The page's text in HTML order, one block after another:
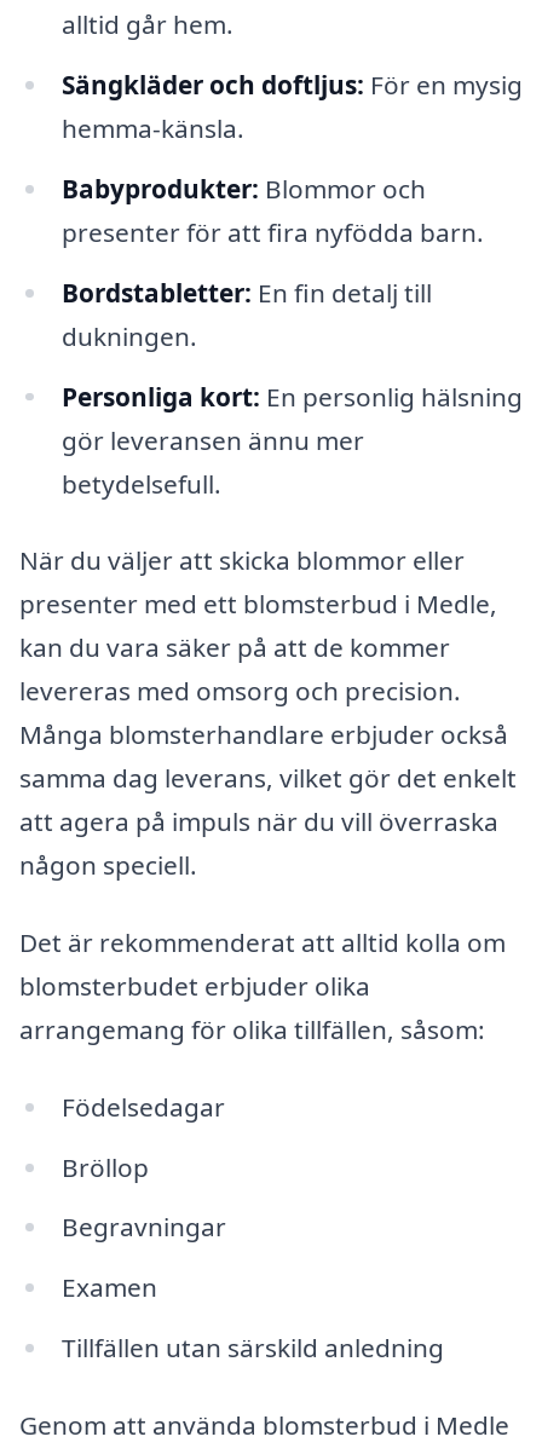
alltid går hem.
Sängkläder och doftljus: För en mysig
hemma-känsla.
Babyprodukter: Blommor och
presenter för att fira nyfödda barn.
Bordstabletter: En fin detalj till
dukningen.
Personliga kort: En personlig hälsning
gör leveransen ännu mer
betydelsefull.
När du väljer att skicka blommor eller
presenter med ett blomsterbud i Medle,
kan du vara säker på att de kommer
levereras med omsorg och precision.
Många blomsterhandlare erbjuder också
samma dag leverans, vilket gör det enkelt
att agera på impuls när du vill överraska
någon speciell.
Det är rekommenderat att alltid kolla om
blomsterbudet erbjuder olika
arrangemang för olika tillfällen, såsom:
Födelsedagar
Bröllop
Begravningar
Examen
Tillfällen utan särskild anledning
Genom att använda blomsterbud i Medle